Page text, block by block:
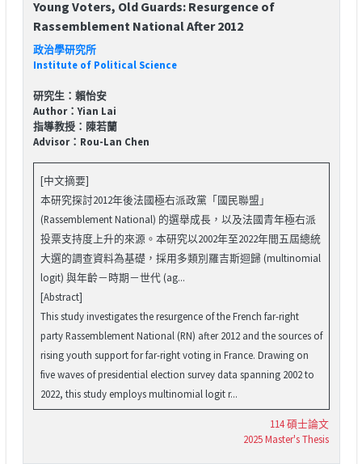
Young Voters, Old Guards: Resurgence of
Rassemblement National After 2012
政治學研究所
Institute of Political Science
研究生：賴怡安
Author：Yian Lai
指導教授：陳若蘭
Advisor：Rou-Lan Chen
[中文摘要]
本研究探討2012年後法國極右派政黨「國民聯盟」
(Rassemblement National) 的選舉成長，以及法國青年極右派
投票支持度上升的來源。本研究以2002年至2022年間五屆總統
大選的調查資料為基礎，採用多類別羅吉斯迴歸 (multinomial
logit) 與年齡－時期－世代 (ag...
[Abstract]
This study investigates the resurgence of the French far-right
party Rassemblement National (RN) after 2012 and the sources of
rising youth support for far-right voting in France. Drawing on
five waves of presidential election survey data spanning 2002 to
2022, this study employs multinomial logit r...
114 碩士論文
2025 Master's Thesis